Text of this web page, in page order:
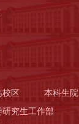
校区
本科生院
研究生工作部